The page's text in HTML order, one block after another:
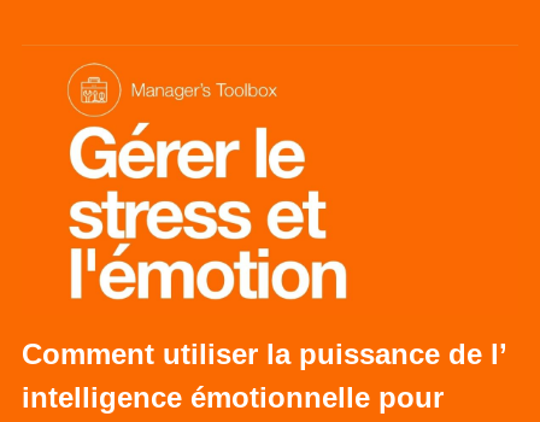
Comment utiliser la puissance de l’
intelligence émotionnelle pour